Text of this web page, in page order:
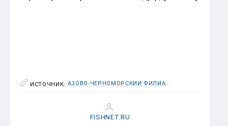
ИСТОЧНИК: АЗОВО-ЧЕРНОМОРСКИЙ ФИЛИАЛ ФГБНУ «ВНИРО» («АЗНИИРХ»)
FISHNET.RU